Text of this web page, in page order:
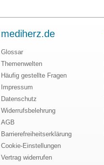
mediherz.de
Glossar
Themenwelten
Häufig gestellte Fragen
Impressum
Datenschutz
Widerrufsbelehrung
AGB
Barrierefreiheitserklärung
Cookie-Einstellungen
Vertrag widerrufen